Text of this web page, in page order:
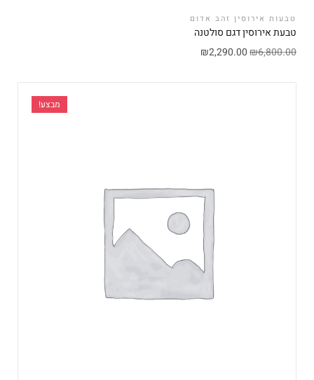
טבעות אירוסין זהב אדום
טבעת אירוסין דגם סולטנה
₪6,800.00
₪2,290.00
מבצע!